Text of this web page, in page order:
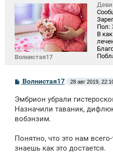
Волнистая17
Пол:
В
С
о
б
щ
н
Волнистая17 28 авг 2019,
Эмбрион убрали
Назначили таваник,
вобэнзим.
Понятно, что это нам
знаешь как это достается.